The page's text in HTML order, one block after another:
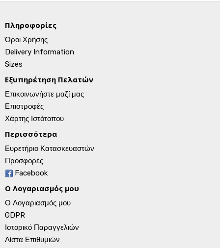
Πληροφορίες
Όροι Χρήσης
Delivery Information
Sizes
Εξυπηρέτηση Πελατών
Επικοινωνήστε μαζί μας
Επιστροφές
Χάρτης Ιστότοπου
Περισσότερα
Ευρετήριο Κατασκευαστών
Προσφορές
Facebook
Ο Λογαριασμός μου
Ο Λογαριασμός μου
GDPR
Ιστορικό Παραγγελιών
Λίστα Επιθυμιών